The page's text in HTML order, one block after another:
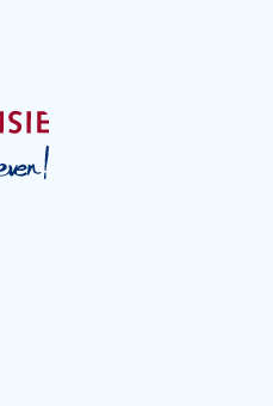
van Hypotheek
pagina vanpagina van